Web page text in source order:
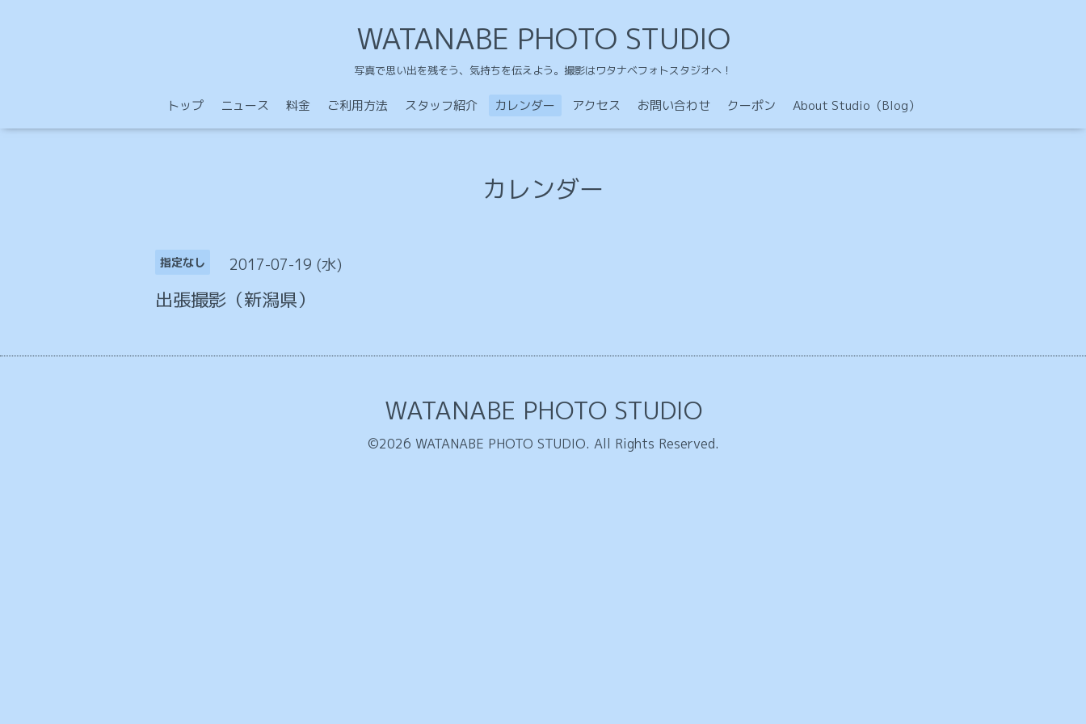
WATANABE PHOTO STUDIO
写真で思い出を残そう、気持ちを伝えよう。撮影はワタナベフォトスタジオへ！
トップ ニュース 料金 ご利用方法 スタッフ紹介 カレンダー アクセス お問い合わせ クーポン About Studio（Blog）
カレンダー
指定なし 2017-07-19 (水)
出張撮影（新潟県）
WATANABE PHOTO STUDIO
©2026 WATANABE PHOTO STUDIO. All Rights Reserved.